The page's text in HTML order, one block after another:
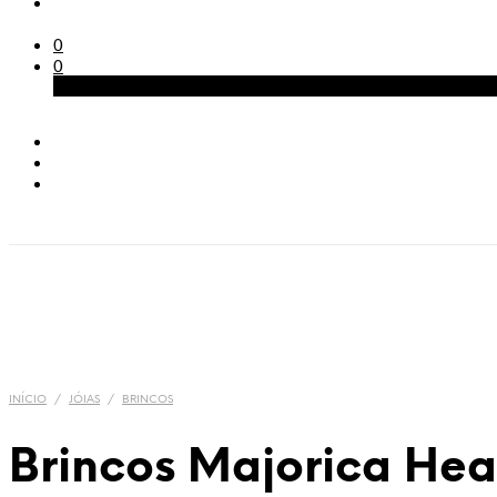
0
0
INÍCIO / JÓIAS / BRINCOS
Brincos Majorica